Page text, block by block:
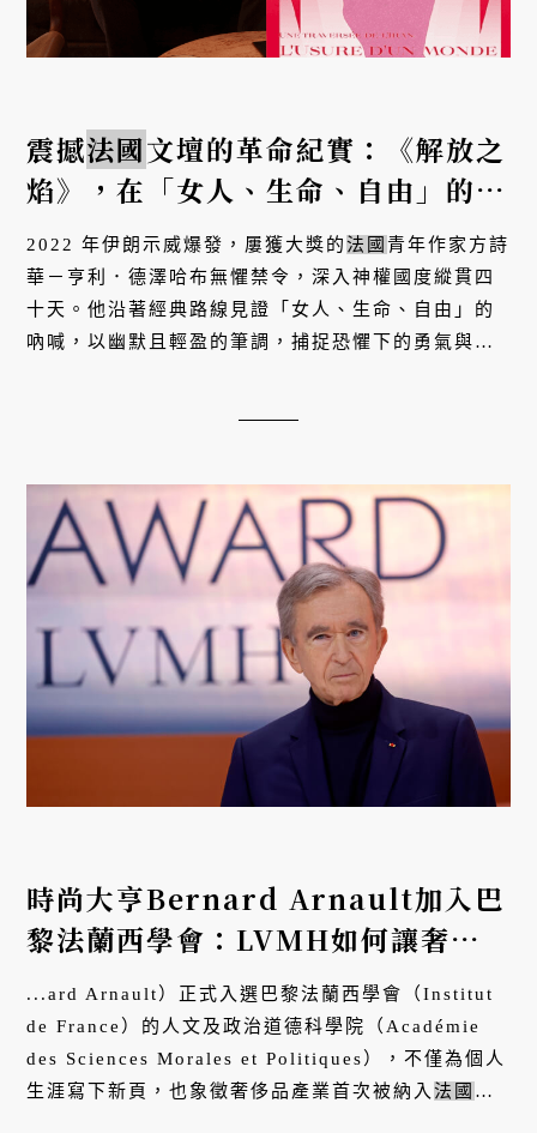
震撼法國文壇的革命紀實：《解放之
焰》，在「女人、生命、自由」的高
喊中尋找輕盈卻深刻的解放之路
2022 年伊朗示威爆發，屢獲大獎的法國青年作家方詩
華－亨利．德澤哈布無懼禁令，深入神權國度縱貫四
十天。他沿著經典路線見證「女人、生命、自由」的
吶喊，以幽默且輕盈的筆調，捕捉恐懼下的勇氣與日
時尚大亨Bernard Arnault加入巴
黎法蘭西學會：LVMH如何讓奢侈
品成為
法國 的國家文化？
...ard Arnault）正式入選巴黎法蘭西學會（Institut
de France）的人文及政治道德科學院（Académie
des Sciences Morales et Politiques），不僅為個人
生涯寫下新頁，也象徵奢侈品產業首次被納入法國 最